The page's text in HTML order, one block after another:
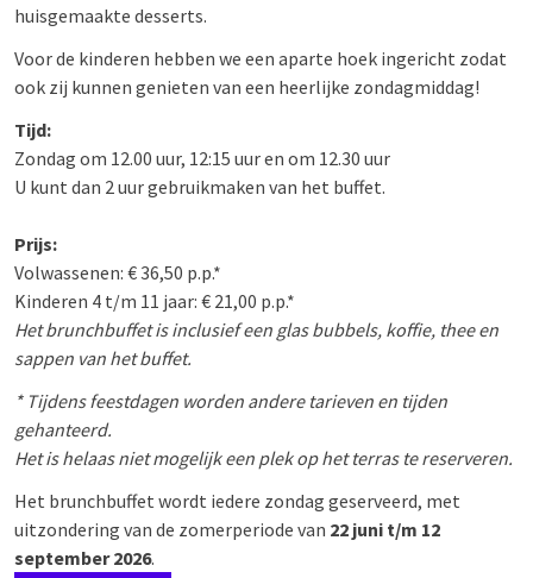
huisgemaakte desserts.
Voor de kinderen hebben we een aparte hoek ingericht zodat
ook zij kunnen genieten van een heerlijke zondagmiddag!
Tijd:
Zondag om 12.00 uur, 12:15 uur en om 12.30 uur
U kunt dan 2 uur gebruikmaken van het buffet.
Prijs:
Volwassenen: € 36,50 p.p.*
Kinderen 4 t/m 11 jaar: € 21,00 p.p.*
Het brunchbuffet is inclusief een glas bubbels, koffie, thee en
sappen van het buffet.
* Tijdens feestdagen worden andere tarieven en tijden
gehanteerd.
Het is helaas niet mogelijk een plek op het terras te reserveren.
Het brunchbuffet wordt iedere zondag geserveerd, met
uitzondering van de zomerperiode van 22 juni t/m 12
september 2026.